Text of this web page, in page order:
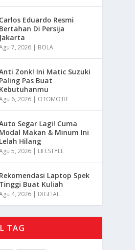
Carlos Eduardo Resmi
Bertahan Di Persija
Jakarta
7, 2026 | BOLA
Zonk! Ini Matic Suzuki
Paling Pas Buat
Kebutuhanmu
6, 2026 | OTOMOTIF
Segar Lagi! Cuma
Modal Makan & Minum Ini
Lelah Hilang
5, 2026 | LIFESTYLE
Rekomendasi Laptop Spek
Tinggi Buat Kuliah
4, 2026 | DIGITAL
TAG